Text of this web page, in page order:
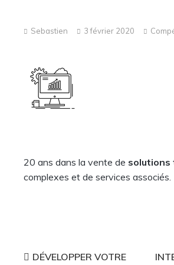
Sebastien 3 février 2020
20 ans dans la vente de solutions
complexes et de services associés.
DÉVELOPPER VOTRE